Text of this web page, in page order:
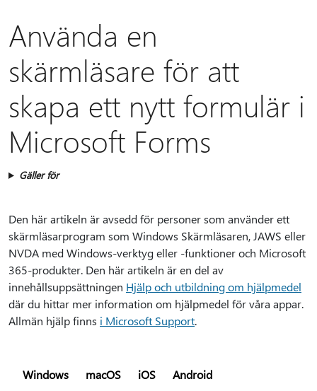
konto
Använda en
skärmläsare för att
skapa ett nytt formulär i
Microsoft Forms
Gäller för
Den här artikeln är avsedd för personer som använder ett
skärmläsarprogram som Windows Skärmläsaren, JAWS eller
NVDA med Windows-verktyg eller -funktioner och Microsoft
365-produkter. Den här artikeln är en del av
innehållsuppsättningen Hjälp och utbildning om hjälpmedel
där du hittar mer information om hjälpmedel för våra appar.
Allmän hjälp finns i Microsoft Support.
Windows macOS iOS Android